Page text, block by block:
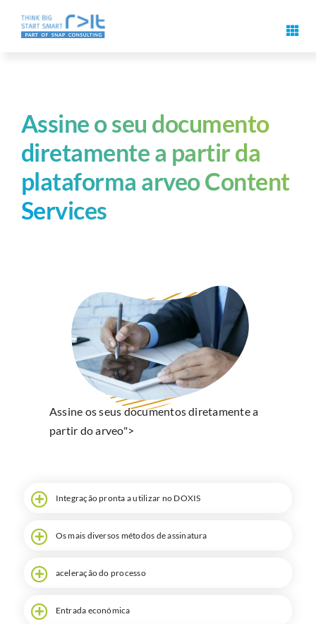
para
Eventos
Contacto
Pesquisa
Assine o seu documento
diretamente a partir da
plataforma arveo Content
Services
Assine os seus documentos diretamente a
partir do arveo">
Integração pronta a utilizar no DOXIS
Os mais diversos métodos de assinatura
aceleração do processo
Entrada económica